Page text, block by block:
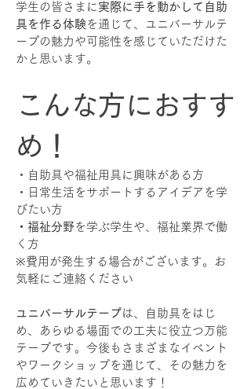
学生の皆さまに 実際に手を動かして自助
具を作る体験を通じて、ユニバーサルテ
ープの魅力や可能性を感じていただけた
かと思います。
こんな方におすす
め！
・自助具や福祉用具に興味がある方
・日常生活をサポートするアイデアを学
びたい方
・福祉分野 を学ぶ学生や、福祉業界で働
く方
※費用が発生する場合がございます。お
気軽にご連絡ください
ユニバーサルテープは、自助具をはじ
め、あらゆる場面での工夫に役立つ万能
テープです。今後もさまざまなイベント
やワークショップを通じて、その魅力を
広めていきたいと思います！